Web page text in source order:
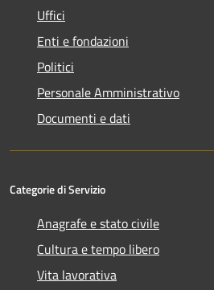
Uffici
Enti e fondazioni
Politici
Personale Amministrativo
Documenti e dati
Categorie di Servizio
Anagrafe e stato civile
Cultura e tempo libero
Vita lavorativa